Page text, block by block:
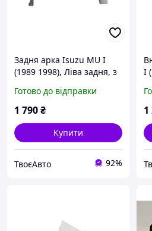
Задня арка Isuzu MU I
(1989 1998), Ліва задня, з
Готово до відправки
1 790₴
Купити
ТвоєАвто 92%
I
1